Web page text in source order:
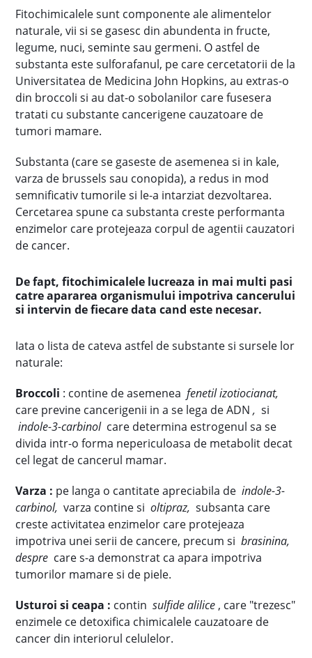
Fitochimicalele sunt componente ale alimentelor
naturale, vii si se gasesc din abundenta in fructe,
legume, nuci, seminte sau germeni. O astfel de
substanta este sulforafanul, pe care cercetatorii de la
Universitatea de Medicina John Hopkins, au extras-o
din broccoli si au dat-o sobolanilor care fusesera
tratati cu substante cancerigene cauzatoare de
tumori mamare.
Substanta (care se gaseste de asemenea si in kale,
varza de brussels sau conopida), a redus in mod
semnificativ tumorile si le-a intarziat dezvoltarea.
Cercetarea spune ca substanta creste performanta
enzimelor care protejeaza corpul de agentii cauzatori
de cancer.
De fapt, fitochimicalele lucreaza in mai multi pasi
catre apararea organismului impotriva cancerului
si intervin de fiecare data cand este necesar.
Iata o lista de cateva astfel de substante si sursele lor
naturale:
Broccoli : contine de asemenea fenetil izotiocianat,
care previne cancerigenii in a se lega de ADN , si
indole-3-carbinol care determina estrogenul sa se
divida intr-o forma nepericuloasa de metabolit decat
cel legat de cancerul mamar.
Varza : pe langa o cantitate apreciabila de indole-3-
carbinol, varza contine si oltipraz, subsanta care
creste activitatea enzimelor care protejeaza
impotriva unei serii de cancere, precum si brasinina,
despre care s-a demonstrat ca apara impotriva
tumorilor mamare si de piele.
Usturoi si ceapa : contin sulfide alilice , care "trezesc"
enzimele ce detoxifica chimicalele cauzatoare de
cancer din interiorul celulelor.